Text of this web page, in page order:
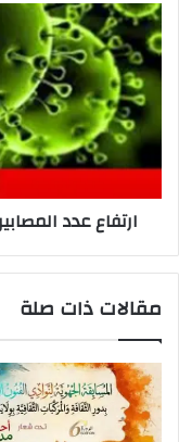
ي
ارتفاع عدد المصابين
مقالات ذات صلة